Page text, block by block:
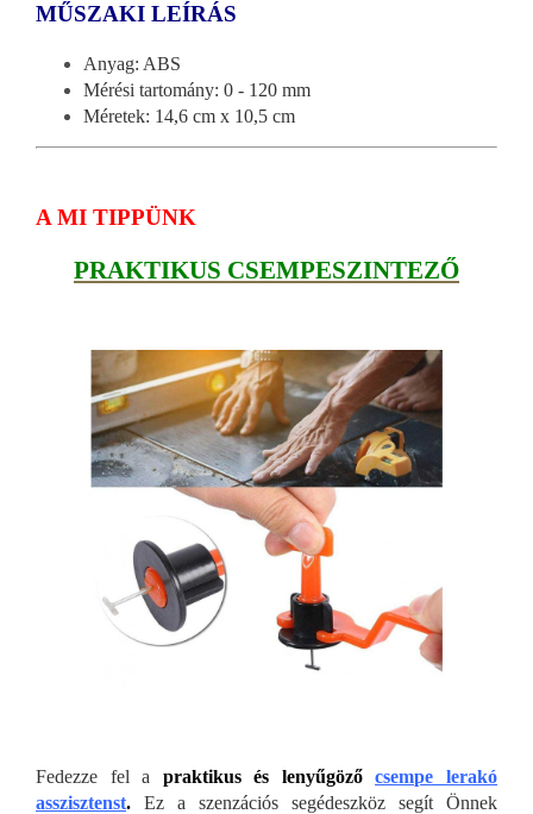
MŰSZAKI LEÍRÁS
Anyag: ABS
Mérési tartomány: 0 - 120 mm
Méretek: 14,6 cm x 10,5 cm
A MI TIPPÜNK
PRAKTIKUS CSEMPESZINTEZŐ
Fedezze fel a praktikus és lenyűgözőcsempe lerakó
asszisztenst. Ez a szenzációs segédeszköz segít Önnek